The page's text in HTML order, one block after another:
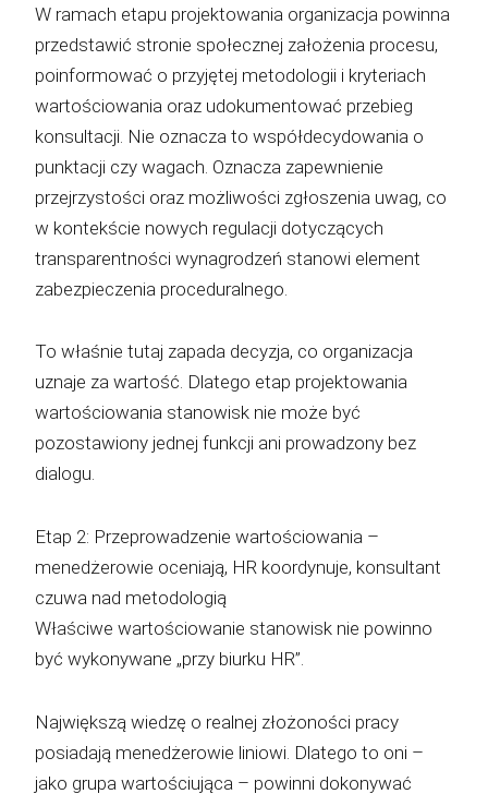
W ramach etapu projektowania organizacja powinna
przedstawić stronie społecznej założenia procesu,
poinformować o przyjętej metodologii i kryteriach
wartościowania oraz udokumentować przebieg
konsultacji. Nie oznacza to współdecydowania o
punktacji czy wagach. Oznacza zapewnienie
przejrzystości oraz możliwości zgłoszenia uwag, co
w kontekście nowych regulacji dotyczących
transparentności wynagrodzeń stanowi element
zabezpieczenia proceduralnego.
To właśnie tutaj zapada decyzja, co organizacja
uznaje za wartość. Dlatego etap projektowania
wartościowania stanowisk nie może być
pozostawiony jednej funkcji ani prowadzony bez
dialogu.
Etap 2: Przeprowadzenie wartościowania –
menedżerowie oceniają, HR koordynuje, konsultant
czuwa nad metodologią
Właściwe wartościowanie stanowisk nie powinno
być wykonywane „przy biurku HR”.
Największą wiedzę o realnej złożoności pracy
posiadają menedżerowie liniowi. Dlatego to oni –
jako grupa wartościująca – powinni dokonywać